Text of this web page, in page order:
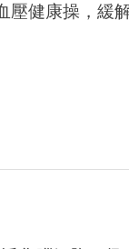
壓健康操，緩